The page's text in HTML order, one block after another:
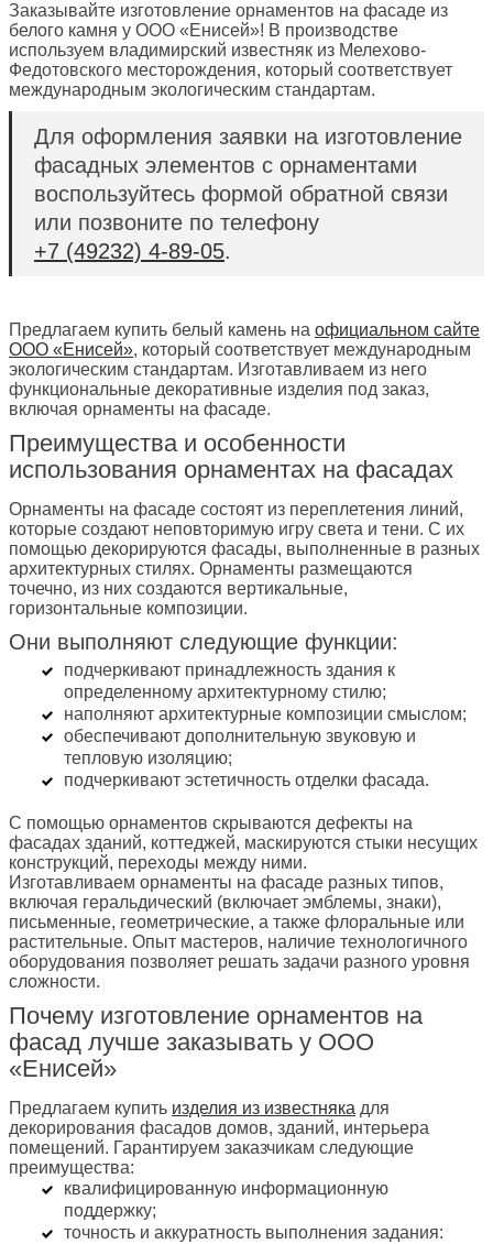
Заказывайте изготовление орнаментов на фасаде из
белого камня у ООО «Енисей»! В производстве
используем владимирский известняк из Мелехово-
Федотовского месторождения, который соответствует
международным экологическим стандартам.
Для оформления заявки на изготовление
фасадных элементов с орнаментами
воспользуйтесь формой обратной связи
или позвоните по телефону
+7 (49232) 4-89-05.
Предлагаем купить белый камень на официальном сайте
ООО «Енисей», который соответствует международным
экологическим стандартам. Изготавливаем из него
функциональные декоративные изделия под заказ,
включая орнаменты на фасаде.
Преимущества и особенности
использования орнаментах на фасадах
Орнаменты на фасаде состоят из переплетения линий,
которые создают неповторимую игру света и тени. С их
помощью декорируются фасады, выполненные в разных
архитектурных стилях. Орнаменты размещаются
точечно, из них создаются вертикальные,
горизонтальные композиции.
Они выполняют следующие функции:
подчеркивают принадлежность здания к
определенному архитектурному стилю;
наполняют архитектурные композиции смыслом;
обеспечивают дополнительную звуковую и
тепловую изоляцию;
подчеркивают эстетичность отделки фасада.
С помощью орнаментов скрываются дефекты на
фасадах зданий, коттеджей, маскируются стыки несущих
конструкций, переходы между ними.
Изготавливаем орнаменты на фасаде разных типов,
включая геральдический (включает эмблемы, знаки),
письменные, геометрические, а также флоральные или
растительные. Опыт мастеров, наличие технологичного
оборудования позволяет решать задачи разного уровня
сложности.
Почему изготовление орнаментов на
фасад лучше заказывать у ООО
«Енисей»
Предлагаем купить изделия из известняка для
декорирования фасадов домов, зданий, интерьера
помещений. Гарантируем заказчикам следующие
преимущества:
квалифицированную информационную
поддержку;
точность и аккуратность выполнения задания: